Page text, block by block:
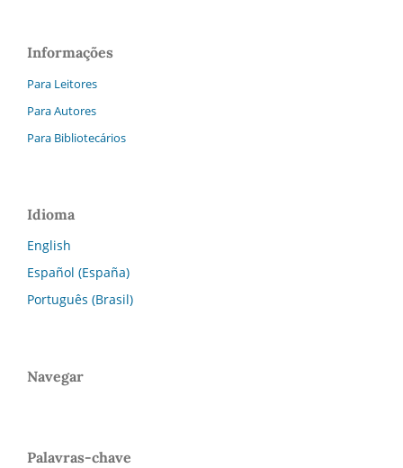
Informações
Para Leitores
Para Autores
Para Bibliotecários
Idioma
English
Español (España)
Português (Brasil)
Navegar
Palavras-chave